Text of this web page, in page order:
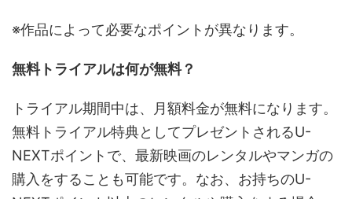
※作品によって必要なポイントが異なります。
無料トライアルは何が無料？
トライアル期間中は、月額料金が無料になります。
無料トライアル特典としてプレゼントされるU-
NEXTポイントで、最新映画のレンタルやマンガの
購入をすることも可能です。なお、お持ちのU-